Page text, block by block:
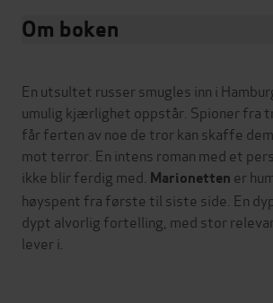
Om boken
En utsultet russer smugles inn i
umulig kjærlighet oppstår. Spioner fra
får ferten av noe de tror kan skaffe
mot terror. En intens roman med et
ikke blir ferdig med. Marionetten er
høyspent fra første til siste side. En
dypt alvorlig fortelling, med stor
lever i.